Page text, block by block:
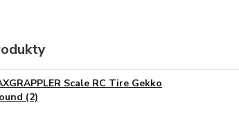
Scale RC Tire Gekko
(2)